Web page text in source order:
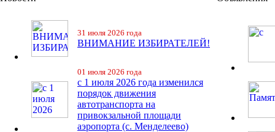
31 июля 2026 года
ВНИМАНИЕ ИЗБИРАТЕЛЕЙ!
01 июля 2026 года
с 1 июля 2026 года изменился
порядок движения
автотранспорта на
привокзальной площади
аэропорта (с. Менделеево)